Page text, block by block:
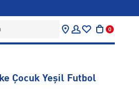
0
Çocuk Yeşil Futbol